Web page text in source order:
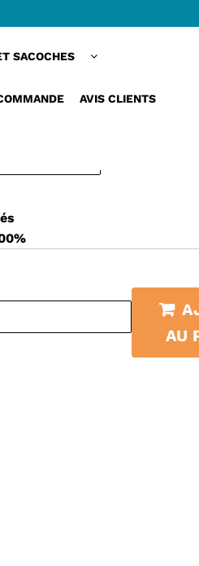
SACOCHES
AVIS CLIENTS
ÉTANCHE ET
AU